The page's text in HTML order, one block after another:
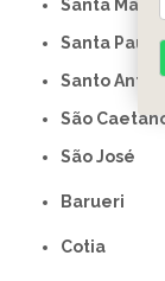
Santa Maria
Santa Paula
Santo
São
São José
Barueri
Cotia